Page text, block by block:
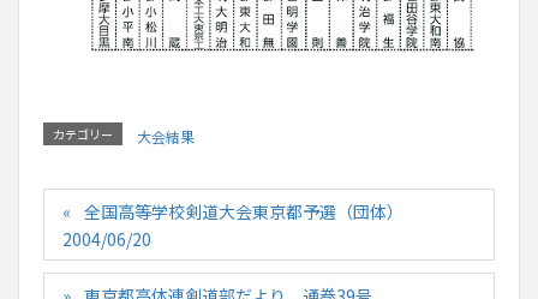
カテゴリー 大会結果
全国高等学校剣道大会東京都予選（団体）
2004/06/20